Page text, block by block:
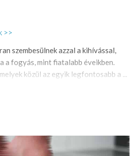
>>
szembesülnek azzal a kihívással,
a fogyás, mint fiatalabb éveikben.
közül az egyik legfontosabb a ...